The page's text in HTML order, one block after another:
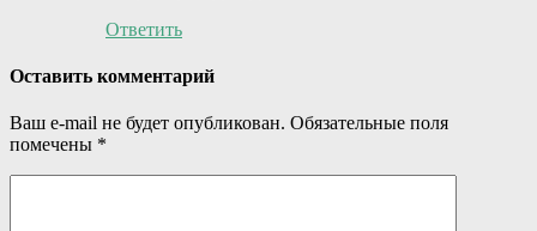
Ответить
Оставить комментарий
Ваш e-mail не будет опубликован. Обязательные поля
помечены *